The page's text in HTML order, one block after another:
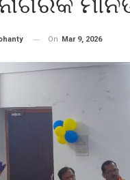
On Mar 9, 2026